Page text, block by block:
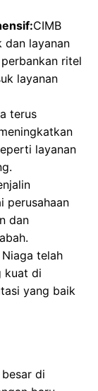
CIMB
dan layanan
ritel
layanan
terus
layanan
perusahaan
dan
Niaga telah
kuat di
yang baik
di